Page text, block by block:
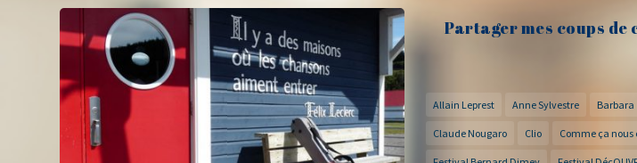
Partager mes coups
Allain Leprest Anne Sylvestre Barbara
Claude Nougaro Clio Comme ça